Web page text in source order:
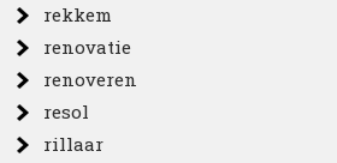
rekkem
renovatie
renoveren
resol
rillaar